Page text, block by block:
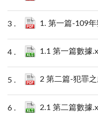
1. 第一篇-109年
1.1 第一篇數據
2 第二篇-犯罪
2.1 第二篇數據